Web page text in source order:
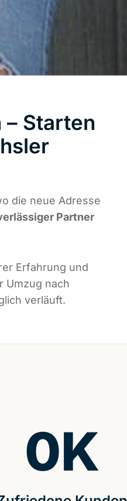
Starten
die neue Adresse
Partner
Erfahrung und
Umzug nach
verläuft.
0K